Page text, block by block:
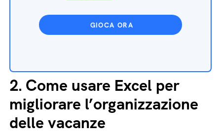
GIOCA ORA
2. Come usare Excel per
migliorare l’organizzazione
delle vacanze